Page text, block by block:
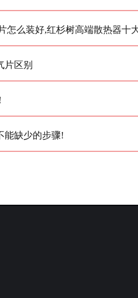
怎么装好,红杉树高端散热器十
片区别
能缺少的步骤!